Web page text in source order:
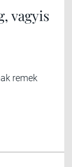
vagyis
remek